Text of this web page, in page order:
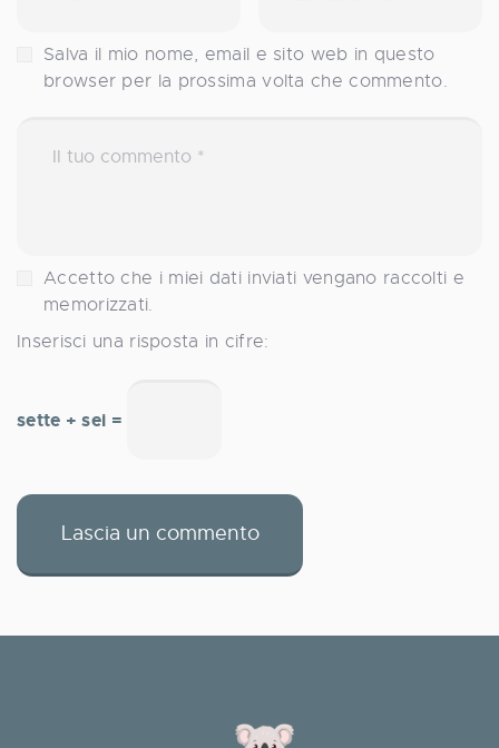
Salva il mio nome, email e sito web in questo
browser per la prossima volta che commento.
Accetto che i miei dati inviati vengano raccolti e
memorizzati.
Inserisci una risposta in cifre:
sette + sei =